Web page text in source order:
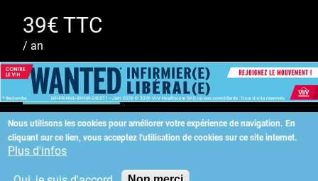
Nous utilisons les cookies pour améliorer votre expérience de navigation. En
cliquant sur ce lien, vous acceptez l'utilisation de cookies sur ce site internet.
Plus d'infos
39€ TTC
/ an
S'ABONNER
Copyright©2026 ALLIEDHEALTH